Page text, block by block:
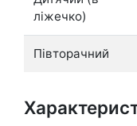
ліжечко)
Півторачний